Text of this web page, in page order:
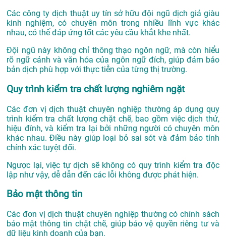
Các công ty dịch thuật uy tín sở hữu đội ngũ dịch giả giàu
kinh nghiệm, có chuyên môn trong nhiều lĩnh vực khác
nhau, có thể đáp ứng tốt các yêu cầu khắt khe nhất.
Đội ngũ này không chỉ thông thạo ngôn ngữ, mà còn hiểu
rõ ngữ cảnh và văn hóa của ngôn ngữ đích, giúp đảm bảo
bản dịch phù hợp với thực tiễn của từng thị trường.
Quy trình kiểm tra chất lượng nghiêm ngặt
Các đơn vị dịch thuật chuyên nghiệp thường áp dụng quy
trình kiểm tra chất lượng chặt chẽ, bao gồm việc dịch thử,
hiệu đính, và kiểm tra lại bởi những người có chuyên môn
khác nhau. Điều này giúp loại bỏ sai sót và đảm bảo tính
chính xác tuyệt đối.
Ngược lại, việc tự dịch sẽ không có quy trình kiểm tra độc
lập như vậy, dễ dẫn đến các lỗi không được phát hiện.
Bảo mật thông tin
Các đơn vị dịch thuật chuyên nghiệp thường có chính sách
bảo mật thông tin chặt chẽ, giúp bảo vệ quyền riêng tư và
dữ liệu kinh doanh của bạn.